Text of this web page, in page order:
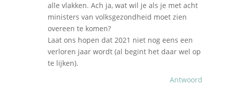
alle vlakken. Ach ja, wat wil je als je met acht
ministers van volksgezondheid moet zien
overeen te komen?
Laat ons hopen dat 2021 niet nog eens een
verloren jaar wordt (al begint het daar wel op
te lijken).
Antwoord